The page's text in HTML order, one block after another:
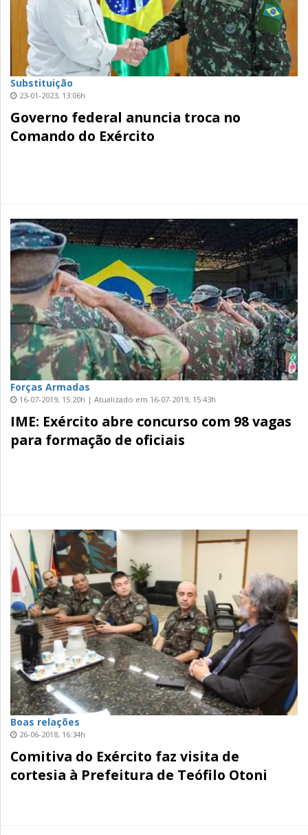
Substituição
23-01-2023, 13:06h
Governo federal anuncia troca no
Comando do Exército
Forças Armadas
16-07-2019, 15:20h | Atualizado em 16-07-2019, 15:43h
IME: Exército abre concurso com 98 vagas
para formação de oficiais
Boas relações
26-06-2018, 16:34h
Comitiva do Exército faz visita de
cortesia à Prefeitura de Teófilo Otoni